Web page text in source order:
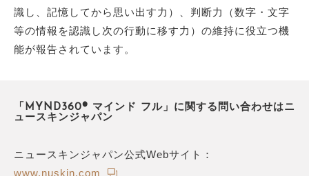
識し、記憶してから思い出す力）、判断力（数字・文字
等の情報を認識し次の行動に移す力）の維持に役立つ機
能が報告されています。
「MYND360® マインド フル」に関する問い合わせはニ
ュースキンジャパン
ニュースキンジャパン公式Webサイト：
www.nuskin.com